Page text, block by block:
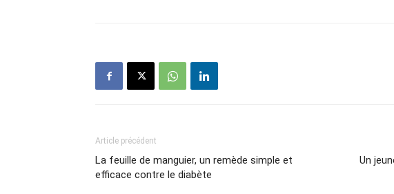
Article précédent
La feuille de manguier, un remède simple et
efficace contre le diabète
Un